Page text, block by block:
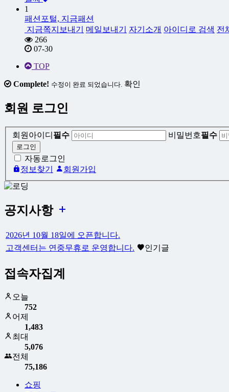
1
패션포털, 지금패션
지금쪽지보내기 메일보내기 자기소개 아이디로 검색 전
266
07-30
TOP
Complete! 수정이 완료 되었습니다. 확인
회원 로그인
회원아이디 필수 비밀번호필수
자동로그인
정보찾기
회원가입
공지사항
2026년 10월 18일에 오픈합니다.
고객센터는 연중무휴로 운영합니다.
인기글
접속자집계
오늘
752
어제
1,483
최대
5,076
전체
75,186
쇼핑